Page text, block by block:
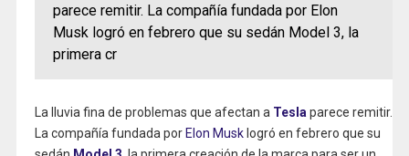
parece remitir. La compañía fundada por Elon
Musk logró en febrero que su sedán Model 3, la
primera cr
La lluvia fina de problemas que afectan a Tesla parece remitir.
La compañía fundada por Elon Musklogró en febrero que su